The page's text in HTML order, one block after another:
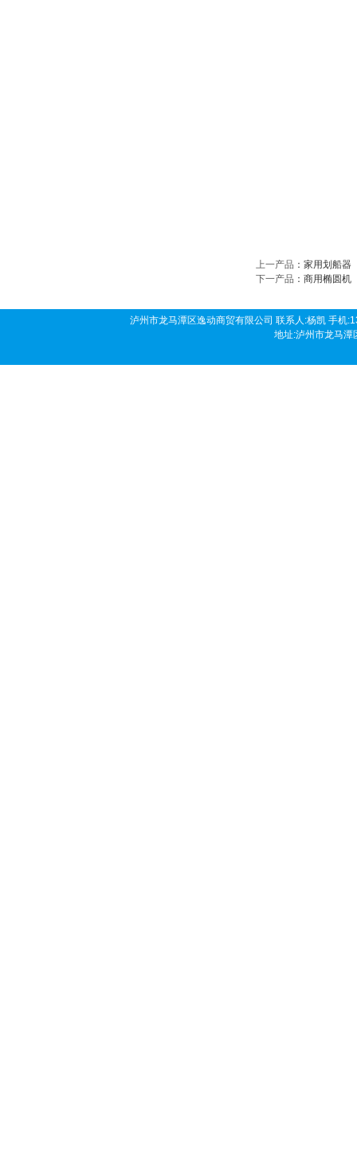
上一产品 ： 家用划船器
下一产品 ： 商用椭圆机
泸州市龙马潭区逸动商贸有限公司 联系人:杨凯 手
地址:泸州市龙马